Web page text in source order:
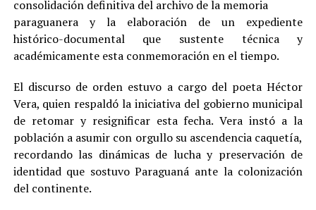
consolidación definitiva del archivo de la memoria
paraguanera y la elaboración de un expediente
histórico-documental que sustente técnica y
académicamente esta conmemoración en el tiempo.
El discurso de orden estuvo a cargo del poeta Héctor
Vera, quien respaldó la iniciativa del gobierno municipal
de retomar y resignificar esta fecha. Vera instó a la
población a asumir con orgullo su ascendencia caquetía,
recordando las dinámicas de lucha y preservación de
identidad que sostuvo Paraguaná ante la colonización
del continente.